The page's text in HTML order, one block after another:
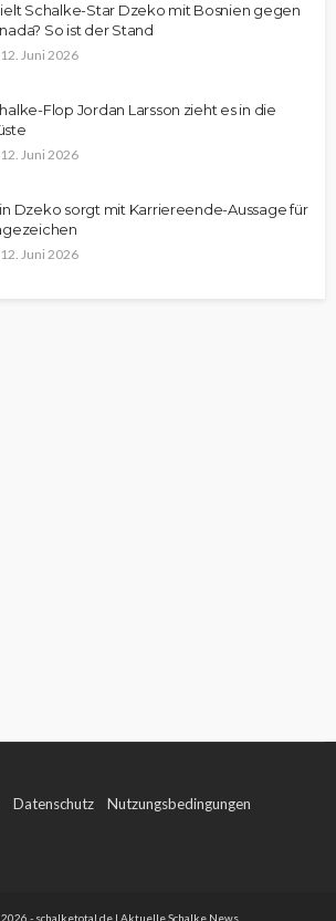
Schalke-Star Dzeko mit Bosnien gegen
So ist der Stand
12. Juni 2026
Flop Jordan Larsson zieht es in die
12. Juni 2026
Dzeko sorgt mit Karriereende-Aussage für
12. Juni 2026
Datenschutz Nutzungsbedingungen
- schalketotal.de | Aktuelle Schalke News